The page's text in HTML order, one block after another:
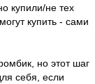
купили/не тех
купить - сами
но этот шаг
себя, если